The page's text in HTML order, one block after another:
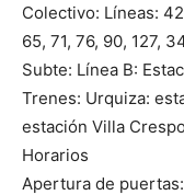
Colectivo: Líneas:
65, 71, 76, 90, 127,
Subte: Línea B:
Trenes: Urquiza:
estación Villa
Horarios
Apertura de